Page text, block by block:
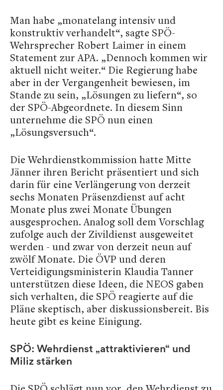
Man habe „monatelang intensiv und
konstruktiv verhandelt“, sagte SPÖ-
Wehrsprecher Robert Laimer in einem
Statement zur APA. „Dennoch kommen wir
aktuell nicht weiter.“ Die Regierung habe
aber in der Vergangenheit bewiesen, im
Stande zu sein, „Lösungen zu liefern“, so
der SPÖ-Abgeordnete. In diesem Sinn
unternehme die SPÖ nun einen
„Lösungsversuch“.
Die Wehrdienstkommission hatte Mitte
Jänner ihren Bericht präsentiert und sich
darin für eine Verlängerung von derzeit
sechs Monaten Präsenzdienst auf acht
Monate plus zwei Monate Übungen
ausgesprochen. Analog soll dem Vorschlag
zufolge auch der Zivildienst ausgeweitet
werden - und zwar von derzeit neun auf
zwölf Monate. Die ÖVP und deren
Verteidigungsministerin Klaudia Tanner
unterstützen diese Ideen, die NEOS gaben
sich verhalten, die SPÖ reagierte auf die
Pläne skeptisch, aber diskussionsbereit. Bis
heute gibt es keine Einigung.
SPÖ: Wehrdienst „attraktivieren“ und
Miliz stärken